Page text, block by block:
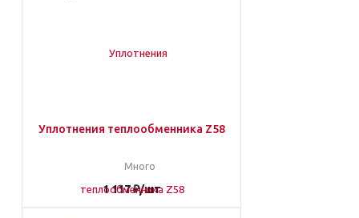
Уплотнения теплообменника Z58
Много
1 117₽/шт